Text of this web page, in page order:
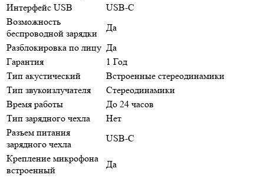
Интерфейс USB
USB-C
Возможность
беспроводной зарядки
Да
Разблокировка по лицу Да
Гарантия
1 Год
Тип акустический
Встроенные стереодинамики
Тип звукоизлучателя
Стереодинамики
Время работы
До 24 часов
Тип зарядного чехла
Нет
Разъем питания
зарядного чехла
USB-C
Крепление микрофона
встроенный
Да